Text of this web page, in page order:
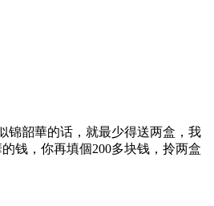
锦韶華的话，就最少得送两盒，我
的钱，你再填個200多块钱，拎两盒